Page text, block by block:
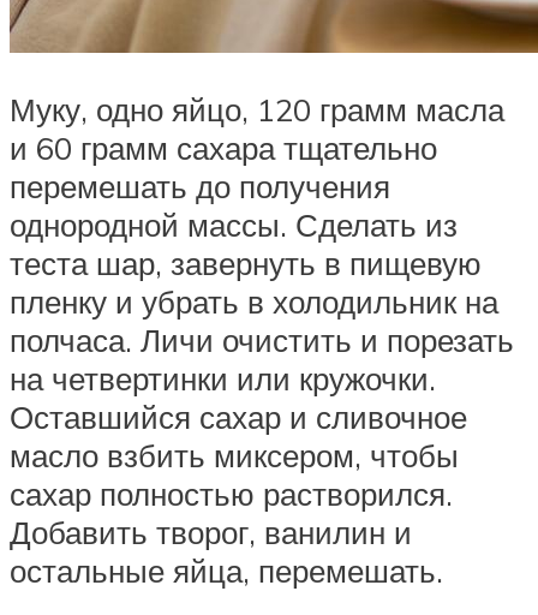
Муку, одно яйцо, 120 грамм масла
и 60 грамм сахара тщательно
перемешать до получения
однородной массы. Сделать из
теста шар, завернуть в пищевую
пленку и убрать в холодильник на
полчаса. Личи очистить и порезать
на четвертинки или кружочки.
Оставшийся сахар и сливочное
масло взбить миксером, чтобы
сахар полностью растворился.
Добавить творог, ванилин и
остальные яйца, перемешать.